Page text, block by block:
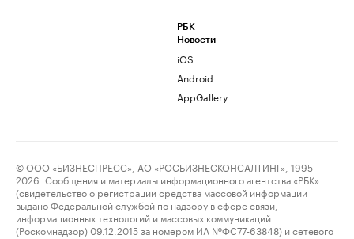
РБК
Новости
iOS
Android
AppGallery
© ООО «БИЗНЕСПРЕСС», АО «РОСБИЗНЕСКОНСАЛТИНГ», 1995–
2026. Сообщения и материалы информационного агентства «РБК»
(свидетельство о регистрации средства массовой информации
выдано Федеральной службой по надзору в сфере связи,
информационных технологий и массовых коммуникаций
(Роскомнадзор) 09.12.2015 за номером ИА №ФС77-63848) и сетевого